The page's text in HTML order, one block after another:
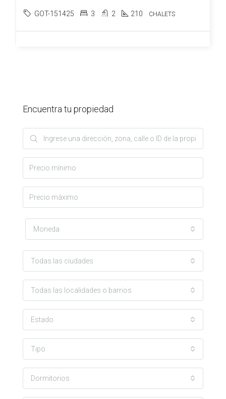
GOT-151425 3 2 210 CHALETS
Encuentra tu propiedad
Moneda
Todas las ciudades
Todas las localidades o barrios
Estado
Tipo
Dormitorios